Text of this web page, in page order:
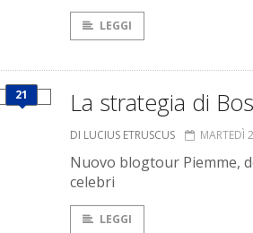
LEGGI
21 La strategia di
DI LUCIUS ETRUSCUS MARTEDÌ
Nuovo blogtour Piemme,
celebri
LEGGI